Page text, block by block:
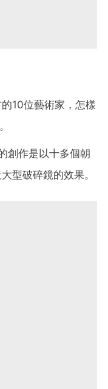
10位藝術家，怎樣
。
創作是以十多個朝
型破碎鏡的效果。